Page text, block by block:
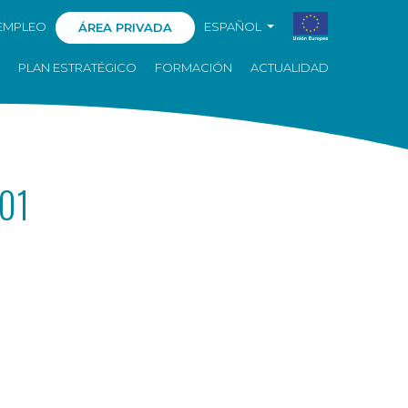
ÁREA PRIVADA ESPAÑOL
PLAN ESTRATÉGICO FORMACIÓN ACTUALIDAD